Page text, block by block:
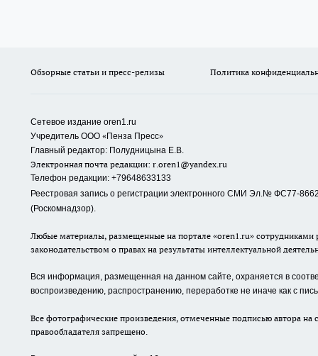
Обзорные статьи и пресс-релизы Политика
Сетевое издание oren1.ru
Учредитель ООО «Пенза Пресс»
Главный редактор: Полудницына Е.В.
Электронная почта редакции: r.oren1@yandex.ru
Телефон редакции: +79648633133
Реестровая запись о регистрации электронного СМИ Эл.№ ФС77-
(Роскомнадзор).
Любые материалы, размещенные на портале «oren1.ru» сотрудниками
законодательством о правах на результаты интеллектуальной
Вся информация, размещенная на данном сайте, охраняется в
воспроизведению, распространению, переработке не иначе как с
Все фотографические произведения, отмеченные подписью автора
правообладателя запрещено.